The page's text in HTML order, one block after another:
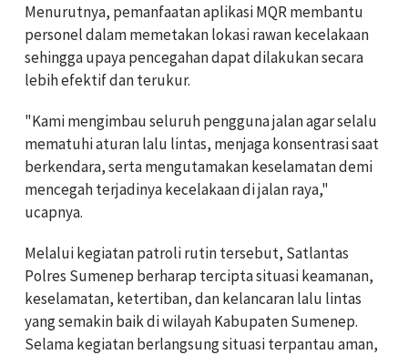
Menurutnya, pemanfaatan aplikasi MQR membantu
personel dalam memetakan lokasi rawan kecelakaan
sehingga upaya pencegahan dapat dilakukan secara
lebih efektif dan terukur.
"Kami mengimbau seluruh pengguna jalan agar selalu
mematuhi aturan lalu lintas, menjaga konsentrasi saat
berkendara, serta mengutamakan keselamatan demi
mencegah terjadinya kecelakaan di jalan raya,"
ucapnya.
Melalui kegiatan patroli rutin tersebut, Satlantas
Polres Sumenep berharap tercipta situasi keamanan,
keselamatan, ketertiban, dan kelancaran lalu lintas
yang semakin baik di wilayah Kabupaten Sumenep.
Selama kegiatan berlangsung situasi terpantau aman,